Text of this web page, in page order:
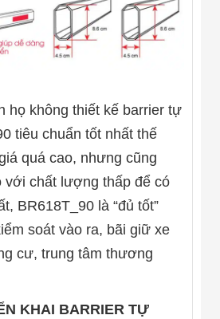
Đội
Dự Án Khối Nhà
Máy
Dự Án Kho
Tin Công Nghệ
Tin Khuyến Mãi
Liên Hệ
họ không thiết kế barrier tự
tiêu chuẩn tốt nhất thế
quá cao, nhưng cũng
với chất lượng thấp để có
BR618T_90 là “đủ tốt”
soát vào ra, bãi giữ xe
cư, trung tâm thương
KHAI BARRIER TỰ